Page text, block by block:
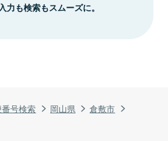
号検索 岡山県
倉敷市
力も検索もスムーズに。